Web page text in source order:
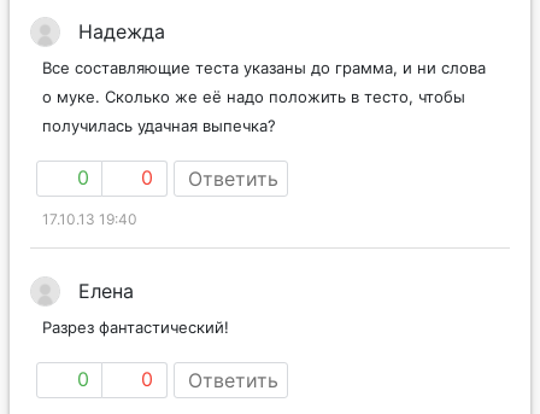
Надежда
Все составляющие теста указаны до грамма, и ни слова
о муке. Сколько же её надо положить в тесто, чтобы
получилась удачная выпечка?
0 0 Ответить
17.10.13 19:40
Елена
Разрез фантастический!
0 0 Ответить